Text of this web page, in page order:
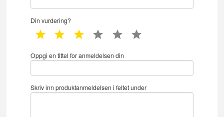
Din vurdering?
1 star 2 star 3 star 4 star 5 star
Oppgi en tittel for anmeldelsen din
Skriv inn produktanmeldelsen i feltet under